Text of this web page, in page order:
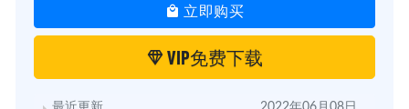
│ │ └─ 09.第九节 大脑结构与精神分析学.mp4
│ ├─ 03.第三课 性格图谱
│ │ ├─ 01.第一节 PDM诊断系统、神经症人格组织.mp4
│ │ ├─ 02.第二节 神经病性和边缘性格人格组织.mp4
│ │ ├─ 03.第三节 性格类型-1.mp4
立即购买
VIP免费下载